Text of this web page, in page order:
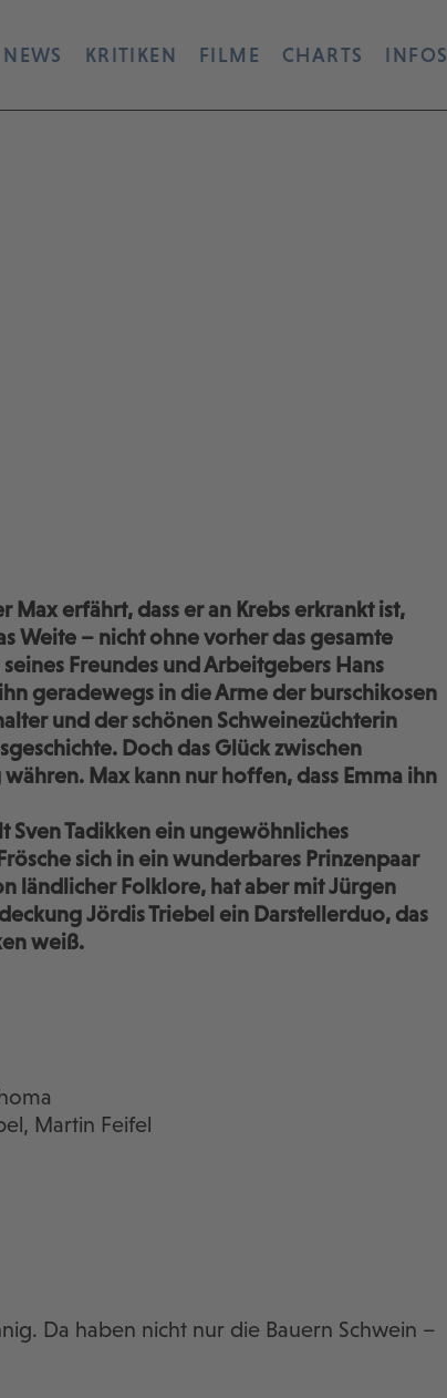
NEWS KRITIKEN FILME CHARTS INFOS
erfährt, dass er an Krebs erkrankt ist,
Weite – nicht ohne vorher das gesamte
Freundes und Arbeitgebers Hans
geradewegs in die Arme der burschikosen
und der schönen Schweinezüchterin
Doch das Glück zwischen
Max kann nur hoffen, dass Emma ihn
Sven Tadikken ein ungewöhnliches
sich in ein wunderbares Prinzenpaar
ländlicher Folklore, hat aber mit Jürgen
Jördis Triebel ein Darstellerduo, das
weiß.
Martin Feifel
Da haben nicht nur die Bauern Schwein –